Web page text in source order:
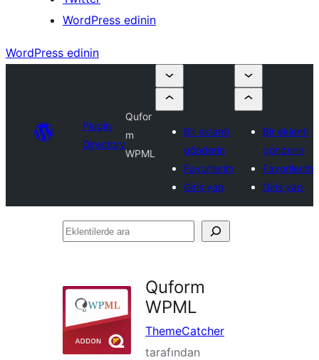
WordPress edinin
WordPress edinin
Plugin
Directory
Qufor
m
WPML
Bir eklenti
gönderin
Favorilerim
Giriş yap
Bir eklenti
gönderin
Favorilerim
Giriş yap
Eklentilerde
Quform
WPML
ThemeCatcher
tarafından